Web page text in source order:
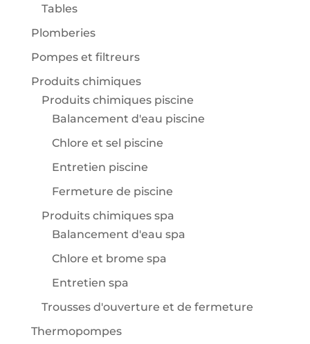
Tables
Plomberies
Pompes et filtreurs
Produits chimiques
Produits chimiques piscine
Balancement d'eau piscine
Chlore et sel piscine
Entretien piscine
Fermeture de piscine
Produits chimiques spa
Balancement d'eau spa
Chlore et brome spa
Entretien spa
Trousses d'ouverture et de fermeture
Thermopompes